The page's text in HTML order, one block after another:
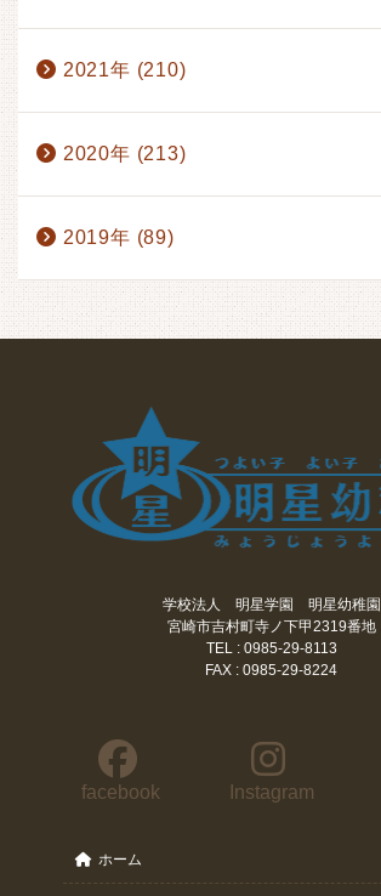
2021年 (210)
2020年 (213)
2019年 (89)
学校法人 明星学園 明星幼稚園
宮崎市吉村町寺ノ下甲2319番地
TEL : 0985-29-8113
FAX : 0985-29-8224
facebook Instagram
ホーム